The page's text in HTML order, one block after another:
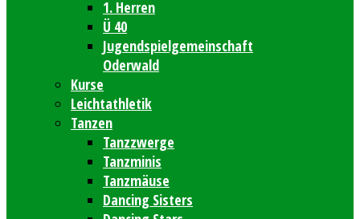
1. Herren
Ü 40
Jugendspielgemeinschaft
Oderwald
Kurse
Leichtathletik
Tanzen
Tanzzwerge
Tanzminis
Tanzmäuse
Dancing Sisters